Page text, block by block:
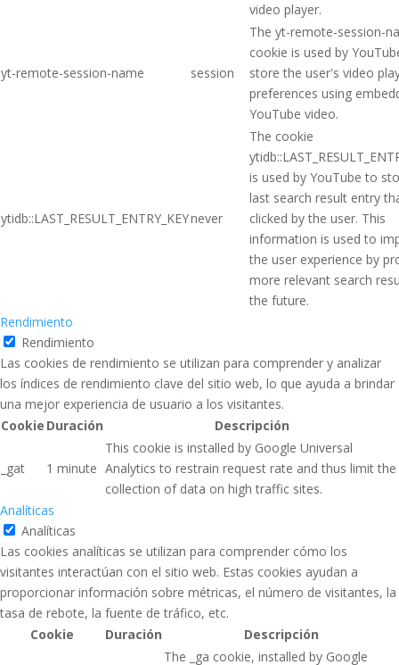
video player.
yt-remote-session-name session
The yt-remote-session-
cookie is used by
store the user's video
preferences using
YouTube video.
ytidb::LAST_RESULT_ENTRY_KEYnever
The cookie
is used by YouTube to
last search result entry
clicked by the user. This
information is used to
the user experience by
more relevant search
the future.
Rendimiento
Rendimiento
Las cookies de rendimiento se utilizan para comprender y analizar
los índices de rendimiento clave del sitio web, lo que ayuda a brindar
una mejor experiencia de usuario a los visitantes.
Cookie Duración Descripción
_gat 1 minute
This cookie is installed by Google Universal
Analytics to restrain request rate and thus limit the
collection of data on high traffic sites.
Analíticas
Analíticas
Las cookies analíticas se utilizan para comprender cómo los
visitantes interactúan con el sitio web. Estas cookies ayudan a
proporcionar información sobre métricas, el número de visitantes, la
tasa de rebote, la fuente de tráfico, etc.
Cookie
Duración Descripción
The _ga cookie, installed by Google